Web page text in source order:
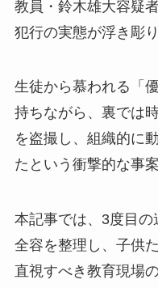
教員・鈴木雄大容疑
犯行の実態が浮き彫
生徒から慕われる「
持ちながら、裏では
を盗撮し、組織的に
たという衝撃的な事案
本記事では、3度目
全容を整理し、子供
直視すべき教育現場